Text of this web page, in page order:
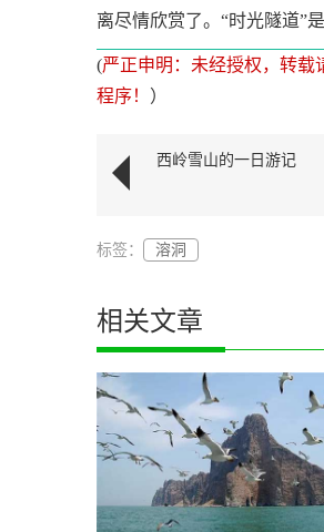
离尽情欣赏了。“时光隧道”
(严正申明：未经授权，转载
程序！ ）
西岭雪山的一日游记
标签： 溶洞
相关文章